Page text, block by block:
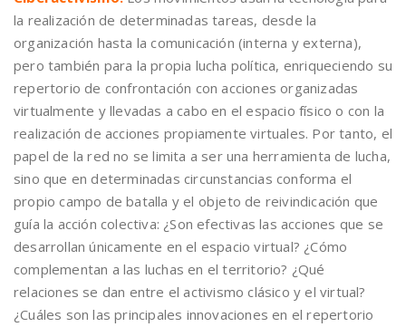
la realización de determinadas tareas, desde la
organización hasta la comunicación (interna y externa),
pero también para la propia lucha política, enriqueciendo su
repertorio de confrontación con acciones organizadas
virtualmente y llevadas a cabo en el espacio físico o con la
realización de acciones propiamente virtuales. Por tanto, el
papel de la red no se limita a ser una herramienta de lucha,
sino que en determinadas circunstancias conforma el
propio campo de batalla y el objeto de reivindicación que
guía la acción colectiva: ¿Son efectivas las acciones que se
desarrollan únicamente en el espacio virtual? ¿Cómo
complementan a las luchas en el territorio? ¿Qué
relaciones se dan entre el activismo clásico y el virtual?
¿Cuáles son las principales innovaciones en el repertorio